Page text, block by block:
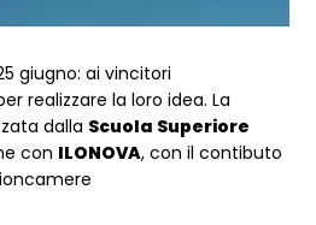
giugno: ai vincitori
realizzare la loro idea. La
dalla Scuola Superiore
con ILONOVA, con il contibuto